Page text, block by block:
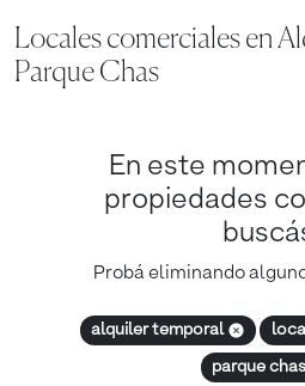
Locales comerciales en
Parque Chas
En este
propiedades
Probá eliminando
alquiler temporal
parque chas